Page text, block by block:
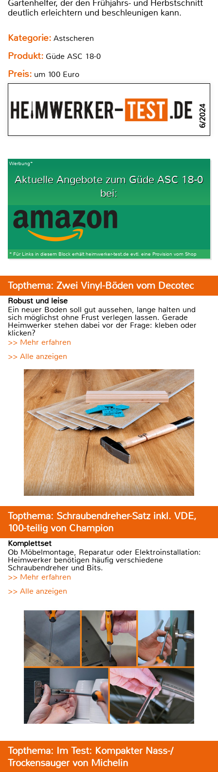
Gartenhelfer, der den Frühjahrs- und Herbstschnitt
deutlich erleichtern und beschleunigen kann.
Kategorie: Astscheren
Produkt: Güde ASC 18-0
Preis: um 100 Euro
6/2024
Werbung*
Aktuelle Angebote zum Güde ASC 18-0
bei:
* Für Links in diesem Block erhält heimwerker-test.de evtl. eine Provision vom Shop
Topthema: Zwei Vinyl-Böden vom Decotec
Robust und leise
Ein neuer Boden soll gut aussehen, lange halten und
sich möglichst ohne Frust verlegen lassen. Gerade
Heimwerker stehen dabei vor der Frage: kleben oder
klicken?
>> Mehr erfahren
>> Alle anzeigen
Topthema: Schraubendreher-Satz inkl. VDE,
100-teilig von Champion
Komplettset
Ob Möbelmontage, Reparatur oder Elektroinstallation:
Heimwerker benötigen häufig verschiedene
Schraubendreher und Bits.
>> Mehr erfahren
>> Alle anzeigen
Topthema: Im Test: Kompakter Nass-/
Trockensauger von Michelin